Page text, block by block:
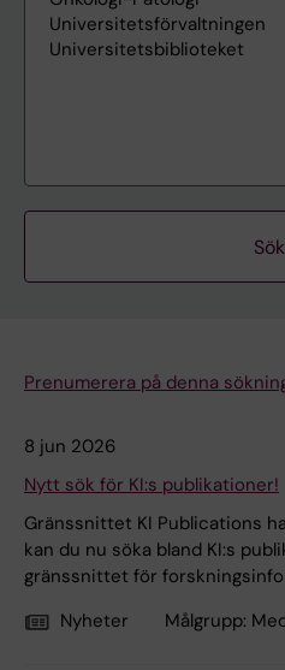
Prenumerera på denna
8 jun 2026
Nytt sök för KI:s publikationer!
Gränssnittet KI Publications
kan du nu söka bland KI:s
gränssnittet för
Nyheter
Målgrupp: